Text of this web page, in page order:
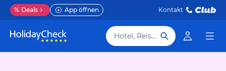
% Deals App öffnen Kontakt
Hotel, Reiseziel